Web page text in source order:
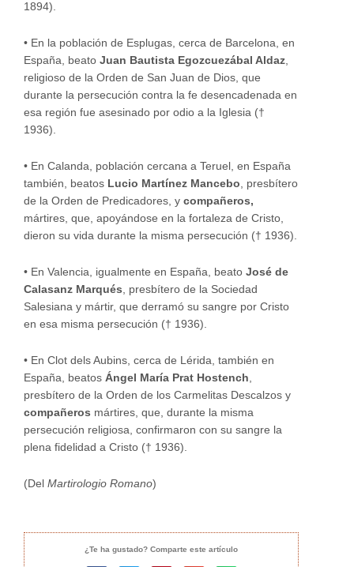
1894).
• En la población de Esplugas, cerca de Barcelona, en
España, beato Juan Bautista Egozcuezábal Aldaz,
religioso de la Orden de San Juan de Dios, que
durante la persecución contra la fe desencadenada en
esa región fue asesinado por odio a la Iglesia (†
1936).
• En Calanda, población cercana a Teruel, en España
también, beatos Lucio Martínez Mancebo, presbítero
de la Orden de Predicadores, y compañeros,
mártires, que, apoyándose en la fortaleza de Cristo,
dieron su vida durante la misma persecución († 1936).
• En Valencia, igualmente en España, beato José de
Calasanz Marqués, presbítero de la Sociedad
Salesiana y mártir, que derramó su sangre por Cristo
en esa misma persecución († 1936).
• En Clot dels Aubins, cerca de Lérida, también en
España, beatos Ángel María Prat Hostench,
presbítero de la Orden de los Carmelitas Descalzos y
compañeros mártires, que, durante la misma
persecución religiosa, confirmaron con su sangre la
plena fidelidad a Cristo († 1936).
(Del Martirologio Romano)
¿Te ha gustado? Comparte este artículo